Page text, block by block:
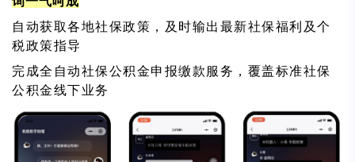
自动获取各地社保政策，及时输出最新社保福利及个
税政策指导
完成全自动社保公积金申报缴款服务，覆盖标准社保
公积金线下业务